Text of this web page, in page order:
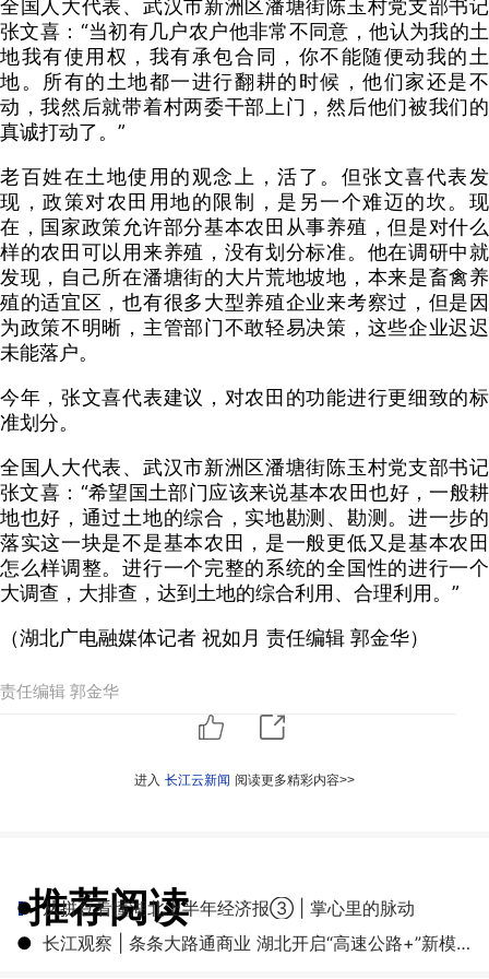
全国人大代表、武汉市新洲区潘塘街陈玉村党支部书记
张文喜：“当初有几户农户他非常不同意，他认为我的土
地我有使用权，我有承包合同，你不能随便动我的土
地。所有的土地都一进行翻耕的时候，他们家还是不
动，我然后就带着村两委干部上门，然后他们被我们的
真诚打动了。”
老百姓在土地使用的观念上，活了。但张文喜代表发
现，政策对农田用地的限制，是另一个难迈的坎。现
在，国家政策允许部分基本农田从事养殖，但是对什么
样的农田可以用来养殖，没有划分标准。他在调研中就
发现，自己所在潘塘街的大片荒地坡地，本来是畜禽养
殖的适宜区，也有很多大型养殖企业来考察过，但是因
为政策不明晰，主管部门不敢轻易决策，这些企业迟迟
未能落户。
今年，张文喜代表建议，对农田的功能进行更细致的标
准划分。
全国人大代表、武汉市新洲区潘塘街陈玉村党支部书记
张文喜：“希望国土部门应该来说基本农田也好，一般耕
地也好，通过土地的综合，实地勘测、勘测。进一步的
落实这一块是不是基本农田，是一般更低又是基本农田
怎么样调整。进行一个完整的系统的全国性的进行一个
大调查，大排查，达到土地的综合利用、合理利用。”
（湖北广电融媒体记者 祝如月 责任编辑 郭金华）
责任编辑 郭金华
进入 长江云新闻 阅读更多精彩内容>>
推荐阅读
● 从拼豆看懂湖北上半年经济报③ | 掌心里的脉动
●
长江观察 | 条条大路通商业 湖北开启“高速公路+”新模式